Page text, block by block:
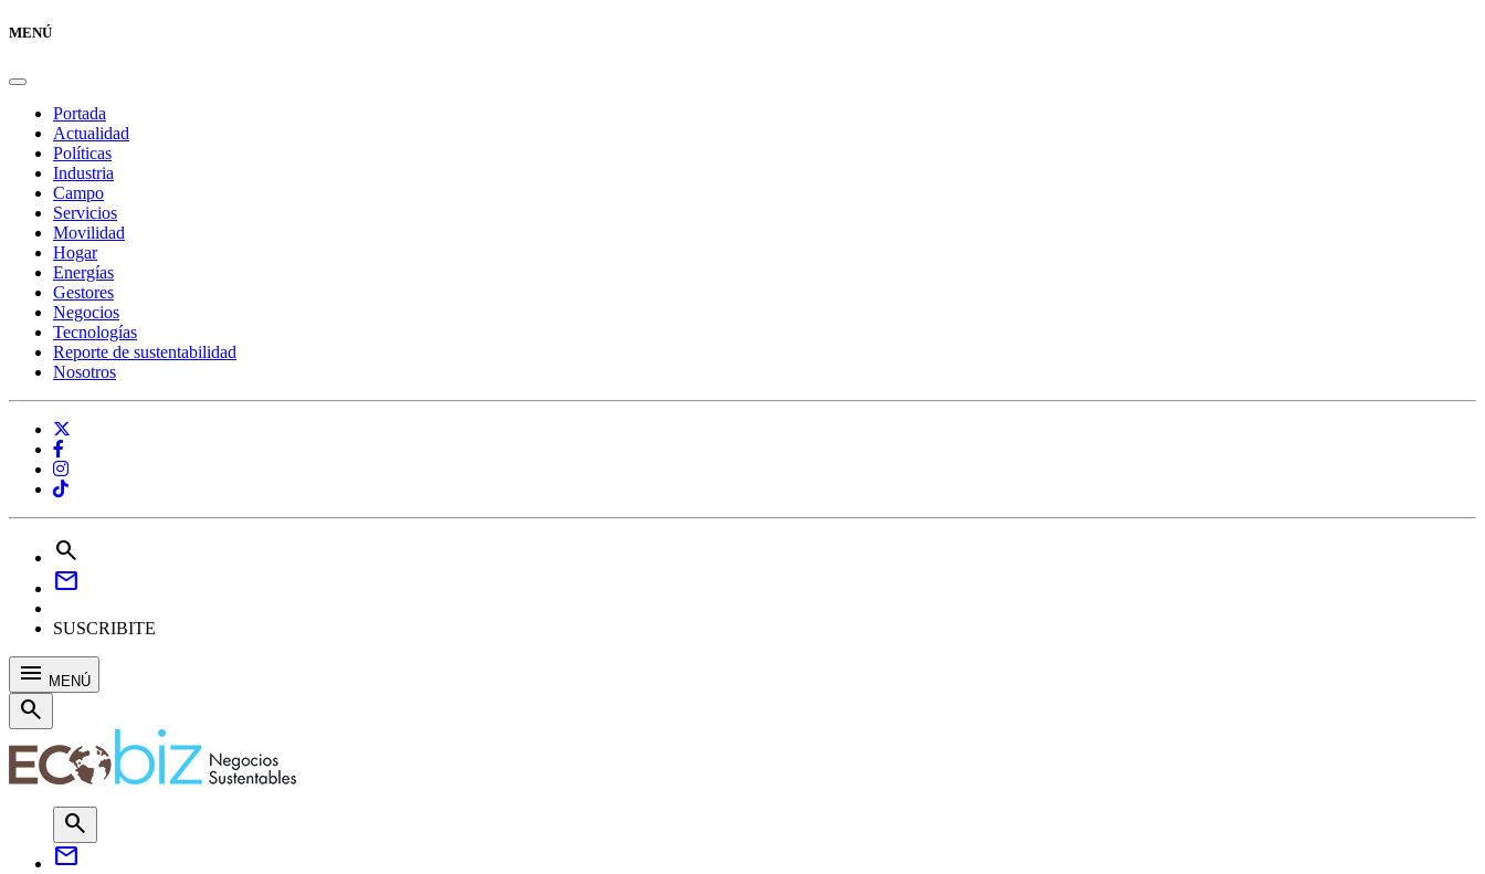
MENÚ
Portada
Actualidad
Políticas
Industria
Campo
Servicios
Movilidad
Hogar
Energías
Gestores
Negocios
Tecnologías
Reporte de sustentabilidad
Nosotros
search
mail
SUSCRIBITE
menu MENÚ
search
search
mail